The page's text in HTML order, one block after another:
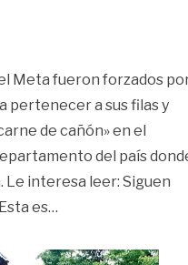
Meta fueron forzados
pertenecer a sus filas y
de cañón» en el
del país
Le interesa leer: Siguen
es…